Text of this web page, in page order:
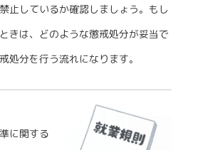
止しているか確認しましょう。もし
きは、どのような懲戒処分が妥当で
処分を行う流れになります。
に関する